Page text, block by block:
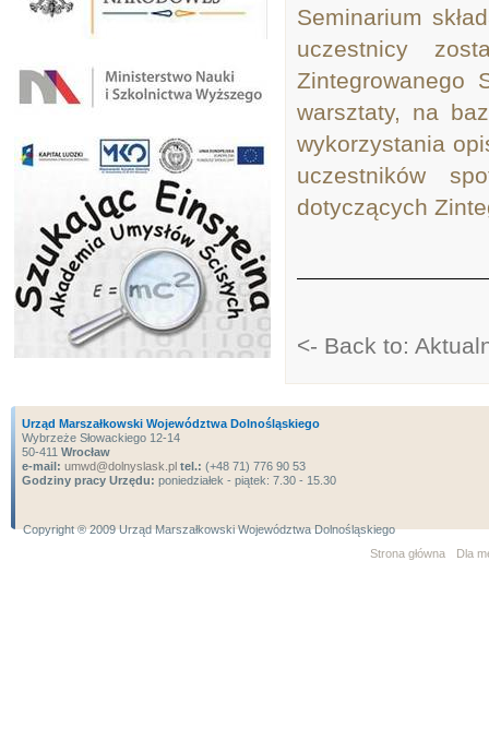
Seminarium
uczestnicy
Zintegrowanego
warsztaty, na
wykorzystania
uczestników
dotyczących
<- Back to:
Urząd Marszałkowski Województwa Dolnośląskiego
Wybrzeże Słowackiego 12-14
50-411 Wrocław
e-mail: umwd@dolnyslask.pl tel.: (+48 71) 776 90 53
Godziny pracy Urzędu: poniedziałek - piątek: 7.30 - 15.30
Copyright ® 2009 Urząd Marszałkowski Województwa Dolnośląskiego
Strona główna
Dla